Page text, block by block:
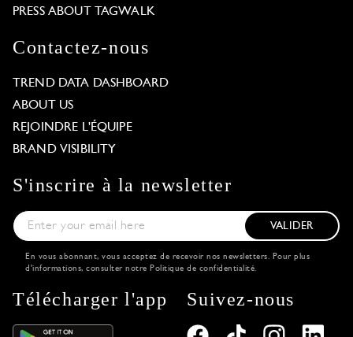
PRESS ABOUT TAGWALK
Contactez-nous
TREND DATA DASHBOARD
ABOUT US
REJOINDRE L'ÉQUIPE
BRAND VISIBILITY
S'inscrire à la newsletter
VALIDER
En vous abonnant, vous acceptez de recevoir nos newsletters. Pour plus
d'informations, consulter notre Politique de confidentialité.
Télécharger l'app Suivez-nous